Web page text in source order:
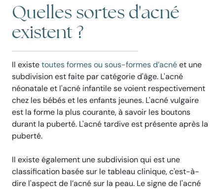
Quelles sortes d'acné
existent ?
Il existetoutes formes ou sous-formes d’acnéet une
subdivision est faite par catégorie d'âge. L'acné
néonatale et l'acné infantile se voient respectivement
chez les bébés et les enfants jeunes. L'acné vulgaire
est la forme la plus courante, à savoir les boutons
durant la puberté. L'acné tardive est présente après la
puberté.
Il existe également une subdivision qui est une
classification basée sur le tableau clinique, c'est-à-
dire l'aspect de l’acné sur la peau. Le signe de l'acné